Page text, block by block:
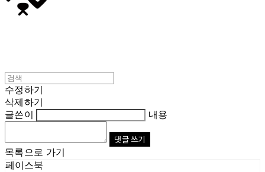
수정하기
삭제하기
글쓴이
내용
댓글 쓰기
목록으로 가기
페이스북